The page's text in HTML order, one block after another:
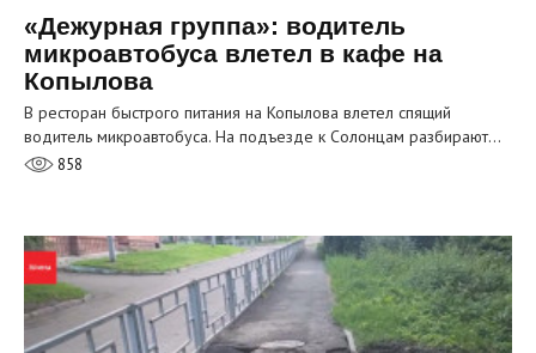
«Дежурная группа»: водитель
микроавтобуса влетел в кафе на
Копылова
В ресторан быстрого питания на Копылова влетел спящий
водитель микроавтобуса. На подъезде к Солонцам разбирают…
858